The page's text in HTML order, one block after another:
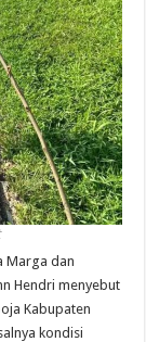
Marga dan
Hendri menyebut
Kabupaten
kondisi